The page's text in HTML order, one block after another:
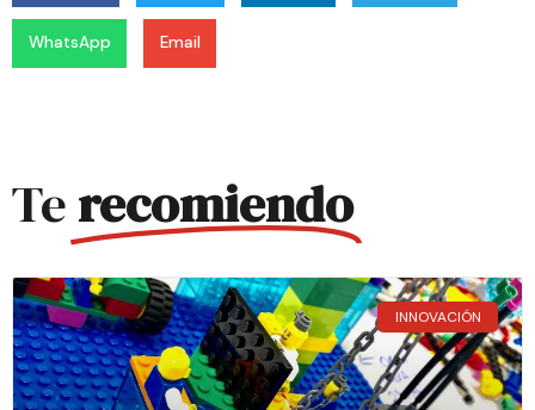
WhatsApp Email
Terecomiendo
INNOVACIÓN